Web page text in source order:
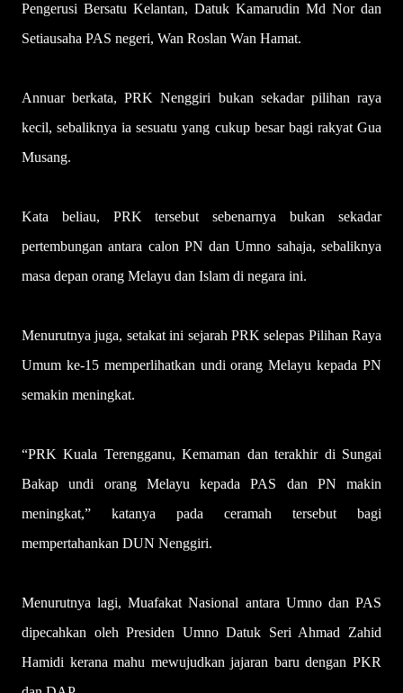
Pengerusi Bersatu Kelantan, Datuk Kamarudin Md Nor dan
Setiausaha PAS negeri, Wan Roslan Wan Hamat.
Annuar berkata, PRK Nenggiri bukan sekadar pilihan raya
kecil, sebaliknya ia sesuatu yang cukup besar bagi rakyat Gua
Musang.
Kata beliau, PRK tersebut sebenarnya bukan sekadar
pertembungan antara calon PN dan Umno sahaja, sebaliknya
masa depan orang Melayu dan Islam di negara ini.
Menurutnya juga, setakat ini sejarah PRK selepas Pilihan Raya
Umum ke-15 memperlihatkan undi orang Melayu kepada PN
semakin meningkat.
“PRK Kuala Terengganu, Kemaman dan terakhir di Sungai
Bakap undi orang Melayu kepada PAS dan PN makin
meningkat,” katanya pada ceramah tersebut bagi
mempertahankan DUN Nenggiri.
Menurutnya lagi, Muafakat Nasional antara Umno dan PAS
dipecahkan oleh Presiden Umno Datuk Seri Ahmad Zahid
Hamidi kerana mahu mewujudkan jajaran baru dengan PKR